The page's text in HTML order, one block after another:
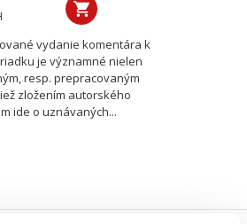
vydanie komentára k
je významné nielen
resp. prepracovaným
zložením autorského
ide o uznávaných...